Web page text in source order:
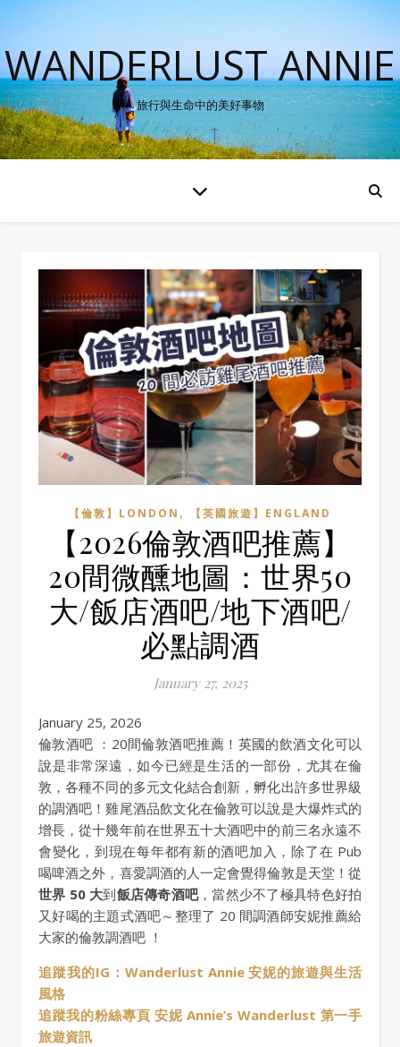
WANDERLUST ANNIE
旅行與生命中的美好事物
【倫敦】LONDON , 【英國旅遊】ENGLAND
【2026倫敦酒吧推薦】
20間微醺地圖：世界50
大/飯店酒吧/地下酒吧/
必點調酒
January 27, 2025
January 25, 2026
倫敦酒吧 ：20間倫敦酒吧推薦！英國的飲酒文化可以
說是非常深遠，如今已經是生活的一部份，尤其在倫
敦，各種不同的多元文化結合創新，孵化出許多世界級
的調酒吧！雞尾酒品飲文化在倫敦可以說是大爆炸式的
增長，從十幾年前在世界五十大酒吧中的前三名永遠不
會變化，到現在每年都有新的酒吧加入，除了在 Pub
喝啤酒之外，喜愛調酒的人一定會覺得倫敦是天堂！從
世界 50 大到飯店傳奇酒吧，當然少不了極具特色好拍
又好喝的主題式酒吧～整理了 20 間調酒師安妮推薦給
大家的倫敦調酒吧 ！
追蹤我的IG：Wanderlust Annie 安妮的旅遊與生活
風格
追蹤我的粉絲專頁 安妮 Annie’s Wanderlust 第一手
旅遊資訊